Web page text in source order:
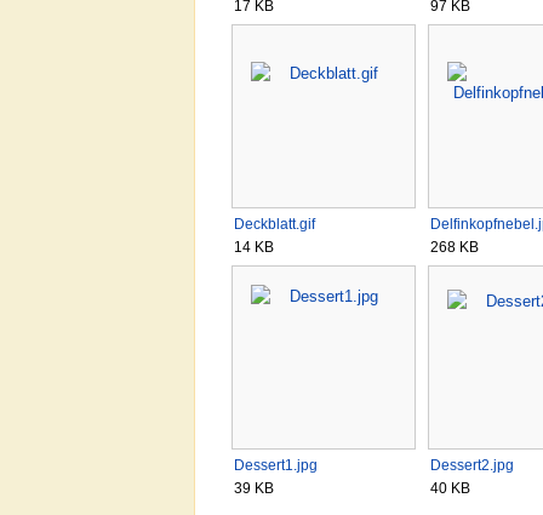
17 KB
97 KB
Deckblatt.gif
14 KB
268 KB
Dessert1.jpg
39 KB
Dessert2.jpg
40 KB